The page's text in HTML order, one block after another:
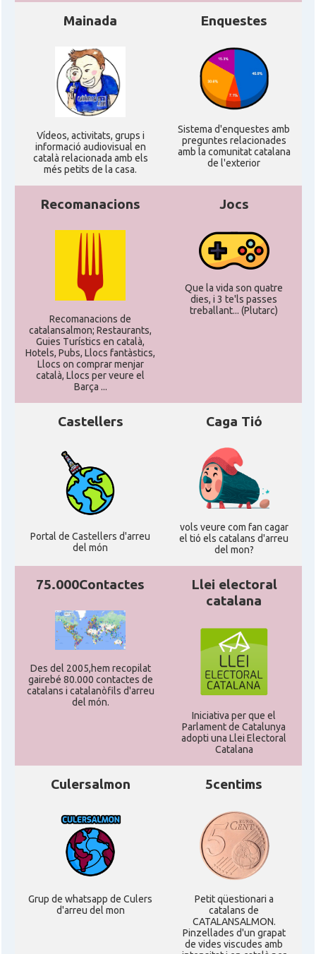
CAMON Catalans a NEBRASKA
CAMON Catalans a NEW MEXICO
CAMON Catalans a New Orleans
CAMON CATALANS A NEW YORK
CAMON
Catalans a Philadelphia,
CAMON Catalans a PHOENIX
CAMON Catalans a Portland (OR)
CAMON Catalans a SAINT LOUIS
Catalans a San Antonio - Texas
Catalans a SAN FRANCISCO
CAMON Catalans a Sarasota, Florida, USA
CAMON Catalans a SEATTLE
Catalans a Silicon Valley (San Jose),
California, USA
CAMON Catalans a TAMPA
CAMON Catalans a TENNESSEE
CAMON Catalans a UTAH
CAMON Catalans a VIRGINIA
Catalans a WASHINGTON DC
Mainada
Ví­deos, activitats, grups i
informació audiovisual en
català relacionada amb els
més petits de la casa.
Enquestes
Sistema d'enquestes amb
preguntes relacionades
amb la comunitat catalana
de l'exterior
Recomanacions
Recomanacions de
catalansalmon; Restaurants,
Guies Turístics en català,
Hotels, Pubs, Llocs fantàstics,
Llocs on comprar menjar
català, Llocs per veure el
Barça ...
Jocs
Que la vida son quatre
dies, i 3 te'ls passes
treballant... (Plutarc)
Castellers
Portal de Castellers d'arreu
del món
Caga Tió
vols veure com fan cagar
el tió els catalans d'arreu
del mon?
75.000Contactes
Des del 2005,hem recopilat
gairebé 80.000 contactes de
catalans i catalanòfils d'arreu
del món.
Llei electoral
catalana
Iniciativa per que el
Parlament de Catalunya
adopti una Llei Electoral
Catalana
Culersalmon
Grup de whatsapp de Culers
d'arreu del mon
5centims
Petit qüestionari a
catalans de
CATALANSALMON.
Pinzellades d'un grapat
de vides viscudes amb